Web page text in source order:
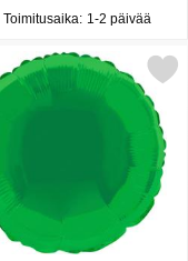
Varastossa
Toimitusaika: 1-2 päivää
suosikiksi
folioilmapallo